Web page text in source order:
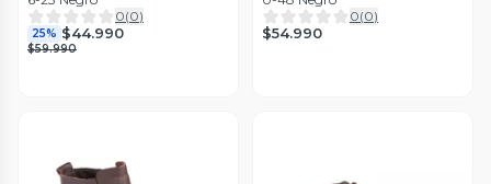
0(0)
25% $44.990
$59.990
0(0)
$54.990